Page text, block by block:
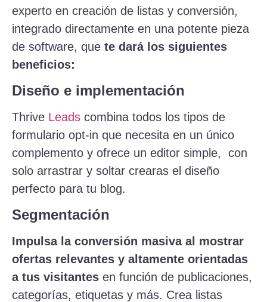
experto en creación de listas y conversión,
integrado directamente en una potente pieza
de software, que te dará los siguientes
beneficios:
Diseño e implementación
Thrive Leads combina todos los tipos de
formulario opt-in que necesita en un único
complemento y ofrece un editor simple, con
solo arrastrar y soltar crearas el diseño
perfecto para tu blog.
Segmentación
Impulsa la conversión masiva al mostrar
ofertas relevantes y altamente orientadas
a tus visitantes en función de publicaciones,
categorías, etiquetas y más. Crea listas